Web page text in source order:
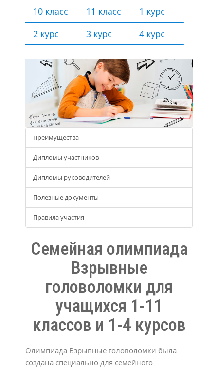
10 класс
11 класс
1 курс
2 курс
3 курс 4 курс
Преимущества
Дипломы участников
Дипломы руководителей
Полезные документы
Правила участия
Семейная олимпиада
Взрывные
головоломки для
учащихся 1-11
классов и 1-4 курсов
Олимпиада Взрывные головоломки была
создана специально для семейного